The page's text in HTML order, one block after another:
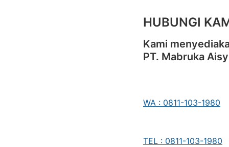
HUBUNGI
Kami
PT. Mabruka
WA : 0811-103-1980
TEL : 0811-103-1980